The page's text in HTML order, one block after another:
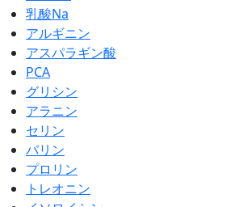
乳酸Na
アルギニン
アスパラギン酸
PCA
グリシン
アラニン
セリン
バリン
プロリン
トレオニン